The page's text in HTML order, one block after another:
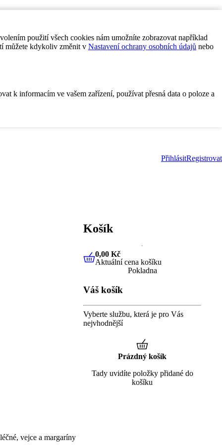
použití všech cookies nám umožníte zobrazovat například
můžete kdykoliv změnit v Nastavení ochrany osobních údajů nebo
k informacím ve vašem zařízení, používat přesná data o poloze a
PřihlásitRegistrovat
vejce a margaríny
Košík
0,00 KčAktuální cena košíku
0,00 Kč
Aktuální cena košíku
Pokladna
Váš košík
Vyberte službu, která je pro Vás
nejvhodnější
Prázdný košík
Tady uvidíte položky přidané do
košíku